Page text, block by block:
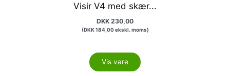
Visir V4 med skær...
DKK 230,00
(DKK184,00ekskl. moms)
Vis vare